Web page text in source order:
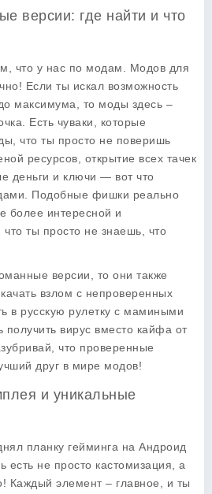
версии: где найти и что
что у нас по модам. Модов для
Если ты искал возможность
максимума, то моды здесь –
Есть чуваки, которые
что ты просто не поверишь
ресурсов, открытие всех тачек
деньги и ключи — вот что
Подобные фишки реально
более интересной и
ты просто не знаешь, что
версии, то они также
взлом с непроверенных
в русскую рулетку с мамиными
вирус вместо кайфа от
что проверенные
друг в мире модов!
и уникальные
планку гейминга на Андроид
есть не просто кастомизация, а
Каждый элемент – главное, и ты